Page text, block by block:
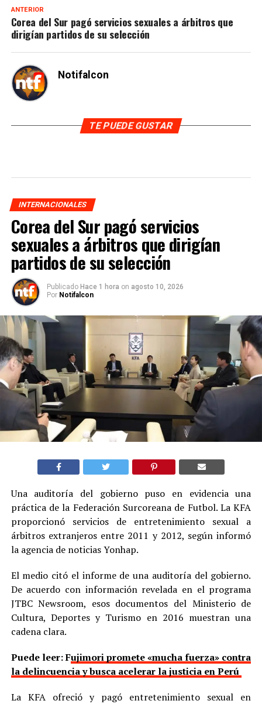
ANTERIOR
Corea del Sur pagó servicios sexuales a árbitros que
dirigían partidos de su selección
Notifalcon
TE PUEDE GUSTAR
INTERNACIONALES
Corea del Sur pagó servicios
sexuales a árbitros que dirigían
partidos de su selección
Publicado Hace 1 hora on agosto 10, 2026
Por Notifalcon
Una auditoría del gobierno puso en evidencia una
práctica de la Federación Surcoreana de Futbol. La KFA
proporcionó servicios de entretenimiento sexual a
árbitros extranjeros entre 2011 y 2012, según informó
la agencia de noticias Yonhap.
El medio citó el informe de una auditoría del gobierno.
De acuerdo con información revelada en el programa
JTBC Newsroom, esos documentos del Ministerio de
Cultura, Deportes y Turismo en 2016 muestran una
cadena clara.
Puede leer: Fujimori promete «mucha fuerza» contra
la delincuencia y busca acelerar la justicia en Perú
La KFA ofreció y pagó entretenimiento sexual en